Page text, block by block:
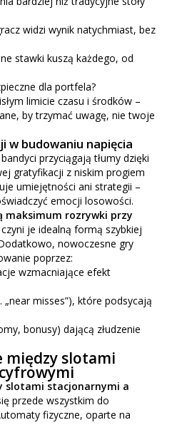
widzi wynik natychmiast, bez
stawki kuszą każdego, od
dla portfela?
limicie czasu i środków –
by trzymać uwagę, nie twoje
w budowaniu napięcia
przyciągają tłumy dzięki
gratyfikacji z niskim progiem
umiejętności ani strategii –
emocji losowości.
rozrywki przy
je idealną formą szybkiej
nowoczesne gry
poprzez:
wzmacniające efekt
„near misses”), które podsycają
bonusy) dającą złudzenie
między slotami
slotami stacjonarnymi a
przede wszystkim do
fizyczne, oparte na